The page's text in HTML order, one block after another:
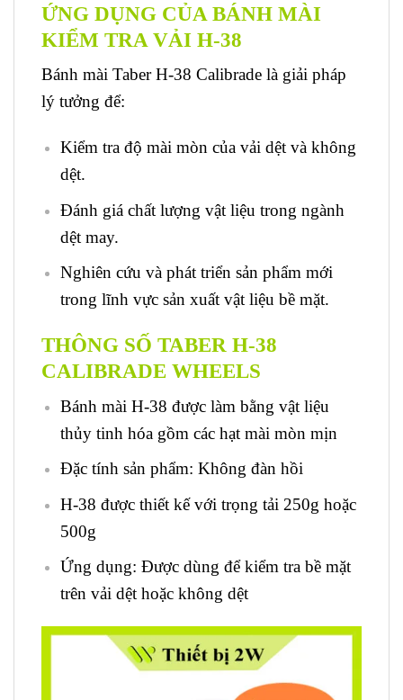
ỨNG DỤNG CỦA BÁNH MÀI
KIỂM TRA VẢI H-38
Bánh mài Taber H-38 Calibrade là giải pháp
lý tưởng để:
Kiểm tra độ mài mòn của vải dệt và không
dệt.
Đánh giá chất lượng vật liệu trong ngành
dệt may.
Nghiên cứu và phát triển sản phẩm mới
trong lĩnh vực sản xuất vật liệu bề mặt.
THÔNG SỐ TABER H-38
CALIBRADE WHEELS
Bánh mài H-38 được làm bằng vật liệu
thủy tinh hóa gồm các hạt mài mòn mịn
Đặc tính sản phẩm: Không đàn hồi
H-38 được thiết kế với trọng tải 250g hoặc
500g
Ứng dụng: Được dùng để kiểm tra bề mặt
trên vải dệt hoặc không dệt